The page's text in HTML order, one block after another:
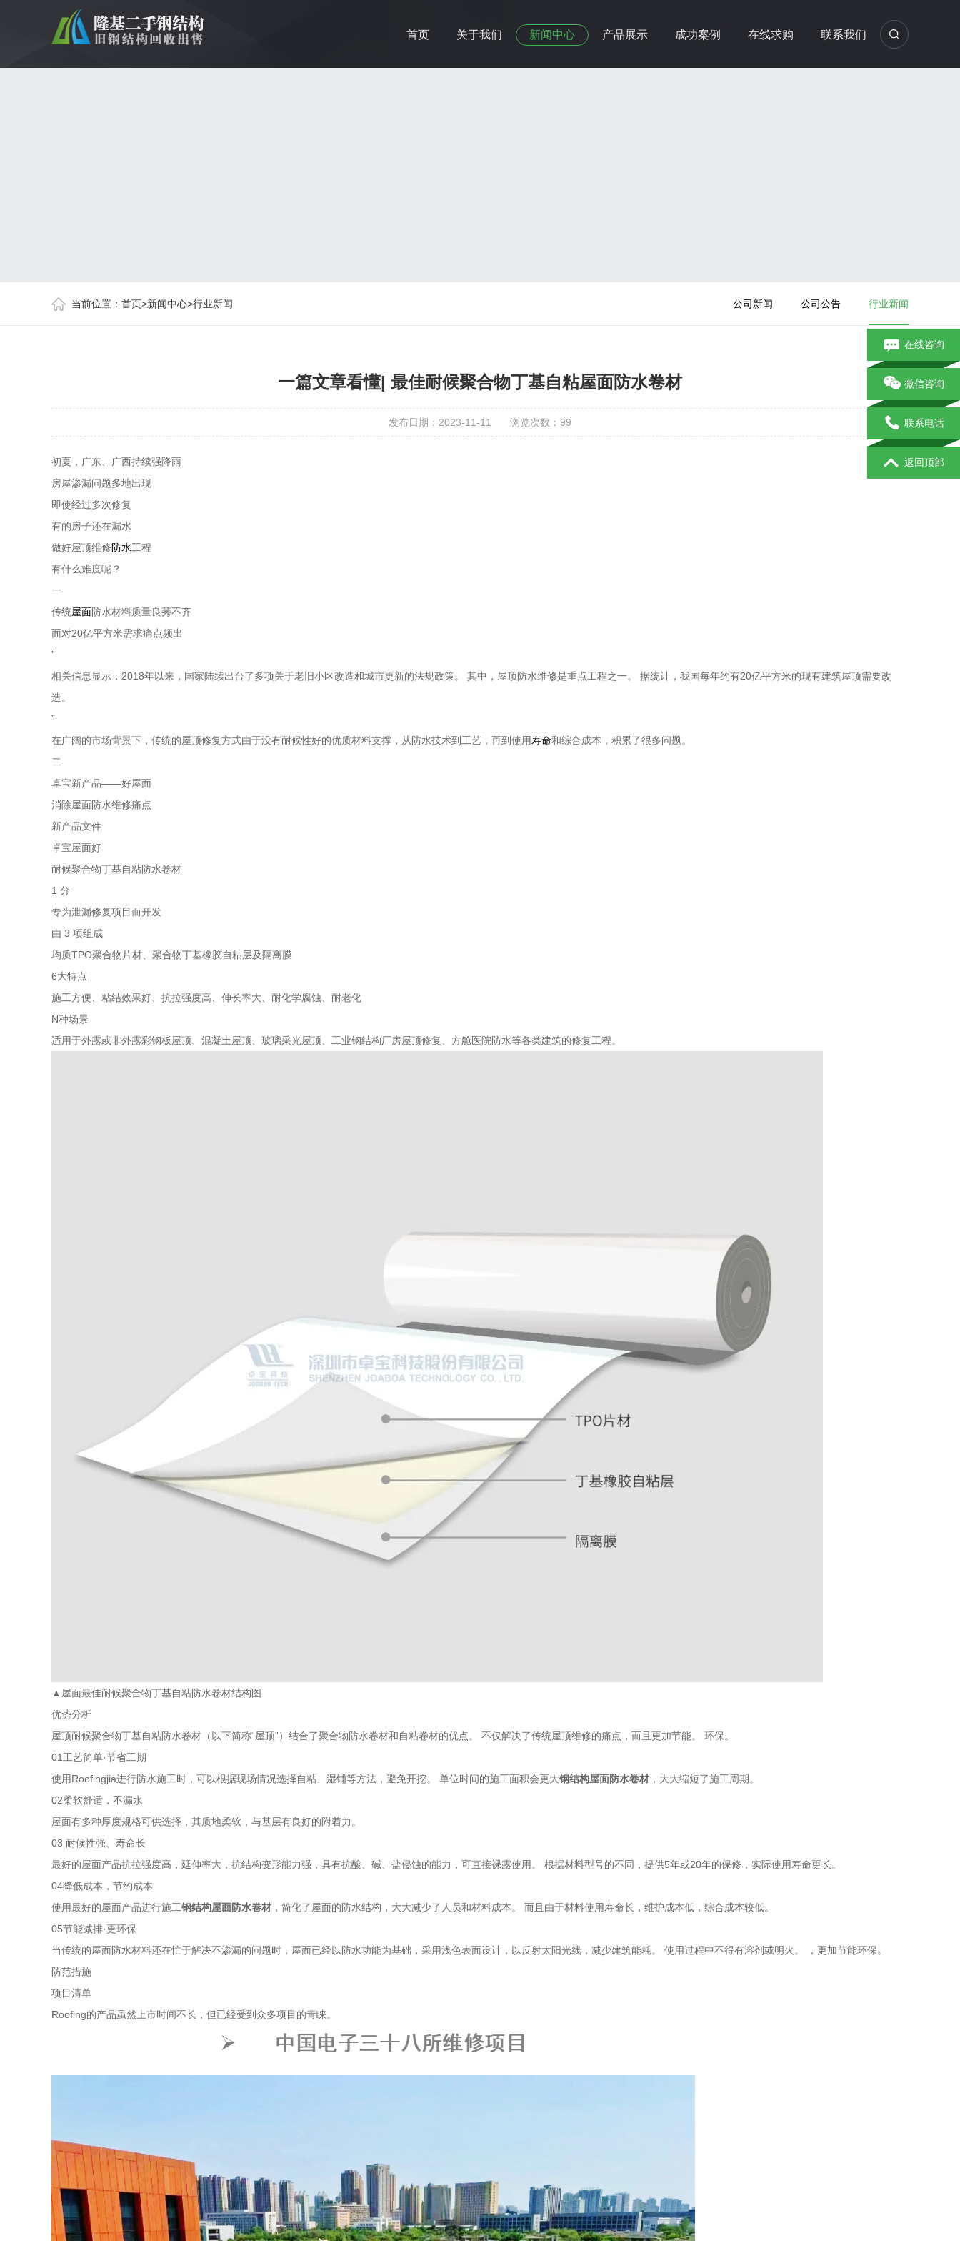
首页 关于我们 新闻中心 产品展示 成功案例 在线求购 联系我们
当前位置： 首页>新闻中心>行业新闻 公司新闻 公司公告 行业新闻
一篇文章看懂| 最佳耐候聚合物丁基自粘屋面防水卷材
发布日期：2023-11-11 浏览次数： 99
初夏，广东、广西持续强降雨
房屋渗漏问题多地出现
即使经过多次修复
有的房子还在漏水
做好屋顶维修防水工程
有什么难度呢？
一
传统屋面防水材料质量良莠不齐
面对20亿平方米需求痛点频出
”
相关信息显示：2018年以来，国家陆续出台了多项关于老旧小区改造和城市更新的法规政策。 其中，屋顶防水维修是重点工程之一。 据统计，我国每年约有20亿平方米的现有建筑屋顶需要改
造。
”
在广阔的市场背景下，传统的屋顶修复方式由于没有耐候性好的优质材料支撑，从防水技术到工艺，再到使用寿命和综合成本，积累了很多问题。
二
卓宝新产品——好屋面
消除屋面防水维修痛点
新产品文件
卓宝屋面好
耐候聚合物丁基自粘防水卷材
1 分
专为泄漏修复项目而开发
由 3 项组成
均质TPO聚合物片材、聚合物丁基橡胶自粘层及隔离膜
6大特点
施工方便、粘结效果好、抗拉强度高、伸长率大、耐化学腐蚀、耐老化
N种场景
适用于外露或非外露彩钢板屋顶、混凝土屋顶、玻璃采光屋顶、工业钢结构厂房屋顶修复、方舱医院防水等各类建筑的修复工程。
▲屋面最佳耐候聚合物丁基自粘防水卷材结构图
优势分析
屋顶耐候聚合物丁基自粘防水卷材（以下简称“屋顶”）结合了聚合物防水卷材和自粘卷材的优点。 不仅解决了传统屋顶维修的痛点，而且更加节能。 环保。
01工艺简单·节省工期
使用Roofingjia进行防水施工时，可以根据现场情况选择自粘、湿铺等方法，避免开挖。 单位时间的施工面积会更大钢结构屋面防水卷材 ，大大缩短了施工周期。
02柔软舒适，不漏水
屋面有多种厚度规格可供选择，其质地柔软，与基层有良好的附着力。
03 耐候性强、寿命长
最好的屋面产品抗拉强度高，延伸率大，抗结构变形能力强，具有抗酸、碱、盐侵蚀的能力，可直接裸露使用。 根据材料型号的不同，提供5年或20年的保修，实际使用寿命更长。
04降低成本，节约成本
使用最好的屋面产品进行施工钢结构屋面防水卷材 ，简化了屋面的防水结构，大大减少了人员和材料成本。 而且由于材料使用寿命长，维护成本低，综合成本较低。
05节能减排·更环保
当传统的屋面防水材料还在忙于解决不渗漏的问题时，屋面已经以防水功能为基础，采用浅色表面设计，以反射太阳光线，减少建筑能耗。 使用过程中不得有溶剂或明火。 ，更加节能环保。
防范措施
项目清单
Roofing的产品虽然上市时间不长，但已经受到众多项目的青睐。
在线咨询
微信咨询
联系电话
返回顶部